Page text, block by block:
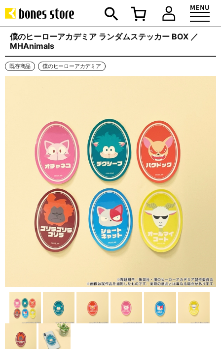
僕のヒーローアカデミア ランダムステッカー BOX ／
MHAnimals
既存商品 僕のヒーローアカデミア